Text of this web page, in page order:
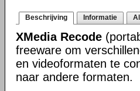
Beschrijving Informatie
XMedia Recode
freeware om
en videoformaten te
naar andere formaten.